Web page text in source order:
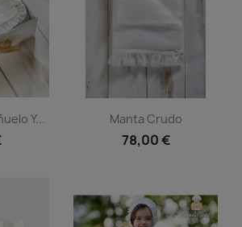
Y... Vista rápida
Manta Crudo
78,00 €